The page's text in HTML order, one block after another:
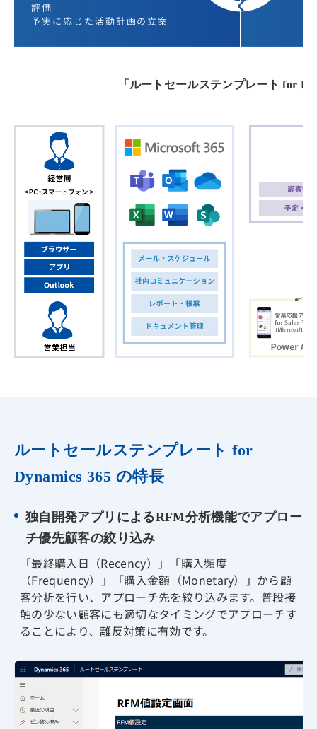
評価
予実に応じた活動計画の立案
「ルートセールステンプレート for
ルートセールステンプレート for
Dynamics 365 の特長
独自開発アプリによるRFM分析機能でアプロー
チ優先顧客の絞り込み
「最終購入日（Recency）」「購入頻度
（Frequency）」「購入金額（Monetary）」から顧
客分析を行い、アプローチ先を絞り込みます。普段接
触の少ない顧客にも適切なタイミングでアプローチす
ることにより、離反対策に有効です。